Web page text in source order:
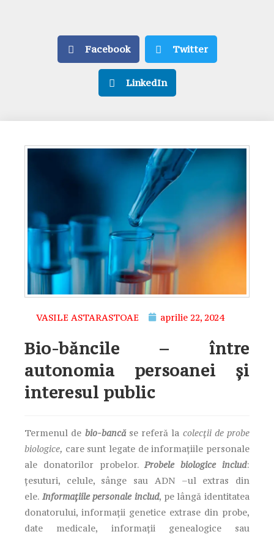
Facebook Twitter
LinkedIn
VASILE ASTARASTOAE aprilie 22, 2024
Bio-băncile – între
autonomia persoanei și
interesul public
Termenul de bio-bancăse referă la colecții de probe
biologice, care sunt legate de informațiile personale
ale donatorilor probelor.Probele biologice includ:
țesuturi, celule, sânge sau ADN –ul extras din
ele. Informațiile personale includ, pe lângă identitatea
donatorului, informații genetice extrase din probe,
date medicale, informații genealogice sau